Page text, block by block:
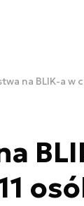
na BLIK-a w